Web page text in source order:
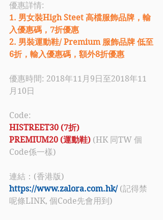
優惠詳情:
1. 男女裝High Steet 高檔服飾品牌，輸
入優惠碼，7折優惠
2. 男裝運動鞋/ Premium 服飾品牌 低至
6折，輸入優惠碼，額外8折優惠
優惠時間: 2018年11月9日至2018年11
月10日
Code:
HISTREET30 (7折)
PREMIUM20 (運動鞋) (HK 同TW 個
Code係一樣)
連結：(香港版)
https://www.zalora.com.hk/ (記得禁
呢條LINK, 個Code先會用到)